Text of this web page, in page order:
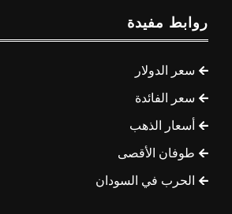
روابط مفيدة
سعر الدولار
سعر الفائدة
أسعار الذهب
طوفان الأقصى
الحرب في السودان